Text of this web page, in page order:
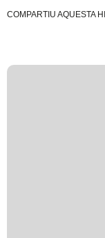
COMPARTIU AQUESTA